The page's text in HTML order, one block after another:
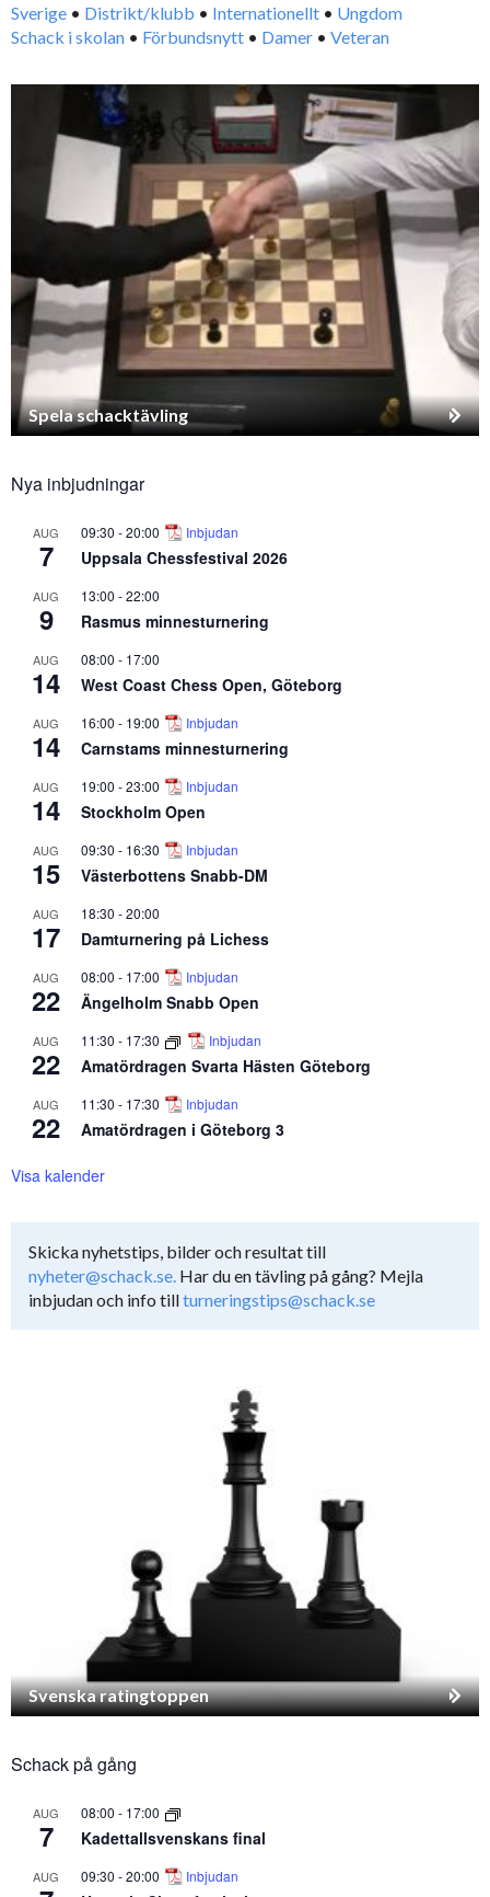
Sverige • Distrikt/klubb • Internationellt • Ungdom
Schack i skolan • Förbundsnytt • Damer • Veteran
Spela schacktävling
Nya inbjudningar
AUG
7
09:30 -20:00 Inbjudan
Uppsala Chessfestival 2026
AUG
9
13:00 -22:00
Rasmus minnesturnering
AUG
14
08:00 - 17:00
West Coast Chess Open, Göteborg
AUG
14
16:00 - 19:00 Inbjudan
Carnstams minnesturnering
AUG
14
19:00 -23:00 Inbjudan
Stockholm Open
AUG
15
09:30 - 16:30 Inbjudan
Västerbottens Snabb-DM
AUG
17
18:30 -20:00
Damturnering på Lichess
AUG
22
08:00 - 17:00 Inbjudan
Ängelholm Snabb Open
AUG
22
11:30 - 17:30 Inbjudan
Amatördragen Svarta Hästen Göteborg
AUG
22
11:30 - 17:30 Inbjudan
Amatördragen i Göteborg 3
Visa kalender
Skicka nyhetstips, bilder och resultat till
nyheter@schack.se. Har du en tävling på gång? Mejla
inbjudan och info tillturneringstips@schack.se
Svenska ratingtoppen
Schack på gång
AUG
7
08:00 - 17:00
Kadettallsvenskans final
AUG 09:30 -20:00 Inbjudan